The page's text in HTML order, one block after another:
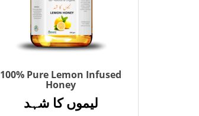
100% Pure Lemon Infused
Honey
لیموں کا شہد